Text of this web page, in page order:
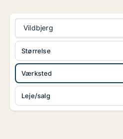
Vildbjerg
Værksted
Leje/salg
Størrelse